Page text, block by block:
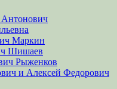
Маркин
Шишаев
Рыженков
и Алексей Федорович